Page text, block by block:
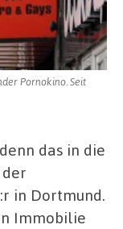
Pornokino. Seit
das in die
in Dortmund.
Immobilie